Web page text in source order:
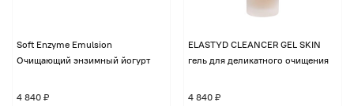
Soft Enzyme Emulsion
Очищающий энзимный йогурт
4 840 ₽
ELASTYD CLEANCER GEL SKIN
гель для деликатного очищения
4 840 ₽